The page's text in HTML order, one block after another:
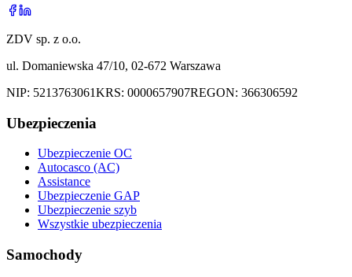
ZDV sp. z o.o.
ul. Domaniewska 47/10, 02-672 Warszawa
NIP: 5213763061KRS: 0000657907REGON: 366306592
Ubezpieczenia
Ubezpieczenie OC
Autocasco (AC)
Assistance
Ubezpieczenie GAP
Ubezpieczenie szyb
Wszystkie ubezpieczenia
Samochody